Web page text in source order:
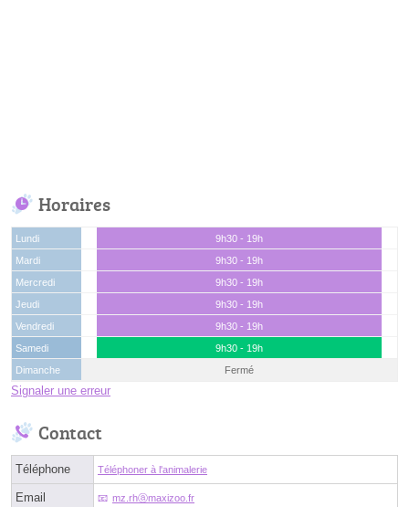
Horaires
Lundi
9h30 - 19h
Mardi
9h30 - 19h
Mercredi
9h30 - 19h
Jeudi
9h30 - 19h
Vendredi
9h30 - 19h
Samedi
9h30 - 19h
Dimanche
Fermé
Signaler une erreur
Contact
Téléphone Téléphoner à l'animalerie
Email mz.rhⓐmaxizoo.fr